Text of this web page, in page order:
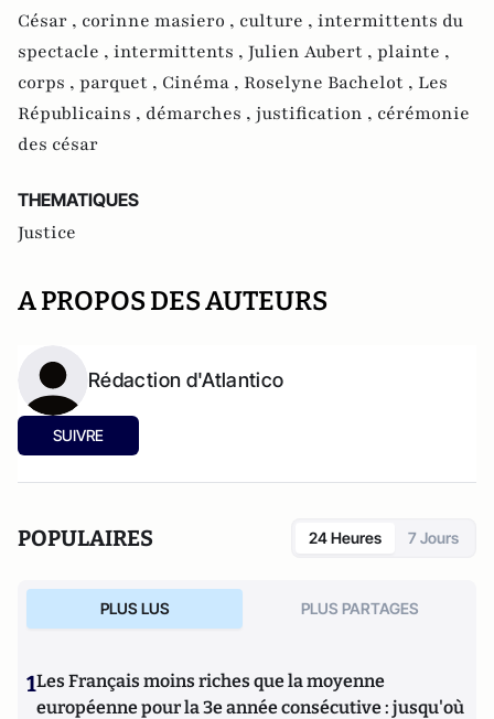
César , corinne masiero , culture , intermittents du
spectacle , intermittents , Julien Aubert , plainte ,
corps , parquet , Cinéma , Roselyne Bachelot , Les
Républicains , démarches , justification , cérémonie
des césar
THEMATIQUES
Justice
A PROPOS DES AUTEURS
Rédaction d'Atlantico
SUIVRE
POPULAIRES 24 Heures 7 Jours
PLUS LUS PLUS PARTAGES
1Les Français moins riches que la moyenne
européenne pour la 3e année consécutive : jusqu'où